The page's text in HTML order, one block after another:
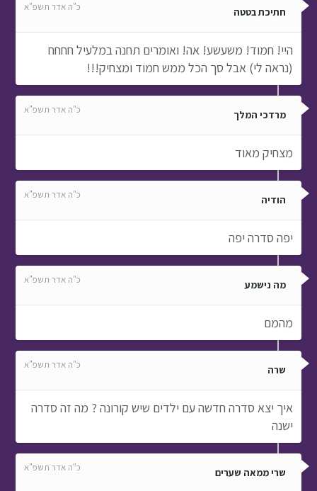
חתיכת בטטה כ"ה אדר תשפ"א
היי! חמוד! משעשע! אה! ואומרים תחנה במלעיל חחחח
(נראה לי) אבל סך הכל ממש חמוד ומצחיק!!!
מרדכי המלך כ"ה אדר תשפ"א
מצחיק מאוד
הודיה כ"ה אדר תשפ"א
יפה סדרה יפה
מה נישמע כ"ה אדר תשפ"א
מהמם
שרה כ"ה אדר תשפ"א
איך יצא סדרה חדשה עם ילדים שיש קורונה ? מה זה סדרה
ישנה
שרי ממאה שערים כ"ה אדר תשפ"א